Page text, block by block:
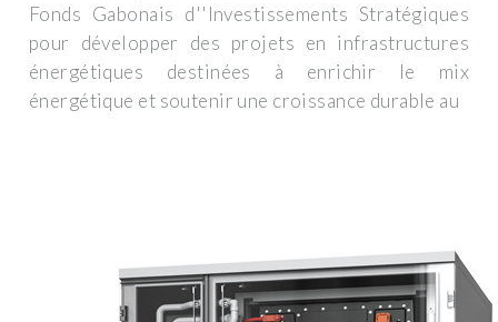
Fonds Gabonais d''Investissements Stratégiques
pour développer des projets en infrastructures
énergétiques destinées à enrichir le mix
énergétique et soutenir une croissance durable au